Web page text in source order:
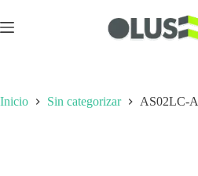
Inicio Sin categorizar AS02LC-A